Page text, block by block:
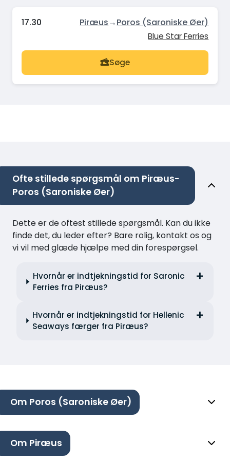
17.30 Piræus→Poros (Saroniske Øer)
Blue Star Ferries
Søge
Ofte stillede spørgsmål om Piræus-
Poros (Saroniske Øer)
Dette er de oftest stillede spørgsmål. Kan du ikke
finde det, du leder efter? Bare rolig, kontakt os og
vi vil med glæde hjælpe med din forespørgsel.
Hvornår er indtjekningstid for Saronic
Ferries fra Piræus?
Hvornår er indtjekningstid for Hellenic
Seaways færger fra Piræus?
Om Poros (Saroniske Øer)
Om Piræus